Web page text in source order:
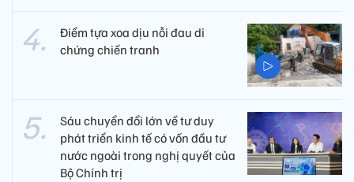
Điểm tựa xoa dịu nỗi đau di
chứng chiến tranh
Sáu chuyển đổi lớn về tư duy
phát triển kinh tế có vốn đầu tư
nước ngoài trong nghị quyết của
Bộ Chính trị